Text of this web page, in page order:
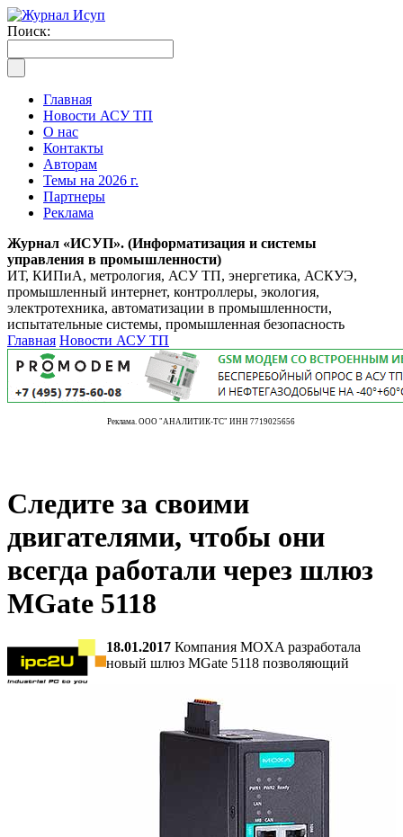
Поиск:
Главная
Новости АСУ ТП
О нас
Контакты
Авторам
Темы на 2026 г.
Партнеры
Реклама
Журнал «ИСУП». (Информатизация и системы
управления в промышленности)
ИТ, КИПиА, метрология, АСУ ТП, энергетика, АСКУЭ,
промышленный интернет, контроллеры, экология,
электротехника, автоматизации в промышленности,
испытательные системы, промышленная безопасность
Главная Новости АСУ ТП
Реклама. ООО "АНАЛИТИК-ТС" ИНН 7719025656
Следите за своими
двигателями, чтобы они
всегда работали через шлюз
MGate 5118
18.01.2017 Компания MOXA разработала
новый шлюз MGate 5118 позволяющий